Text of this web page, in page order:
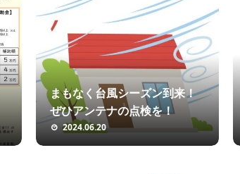
まもなく台風シーズン到来！
ぜひアンテナの点検を！
2024.06.20